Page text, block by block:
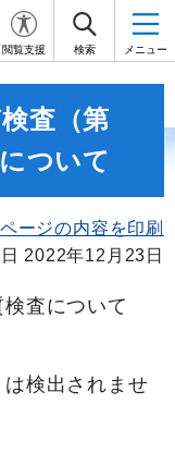
閲覧支援 検索 メニュー
査（第
ついて
ページの内容を印刷
2022年12月23日
査について
検出されませ